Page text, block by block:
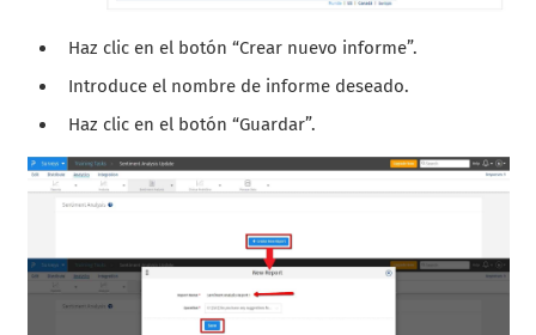
Haz clic en el botón “Crear nuevo informe”.
Introduce el nombre de informe deseado.
Haz clic en el botón “Guardar”.